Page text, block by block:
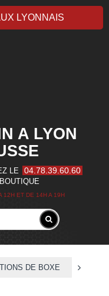
LYONNAIS
A LYON
LE 04.78.39.60.60
12H ET DE 14H A 19H
DE BOXE